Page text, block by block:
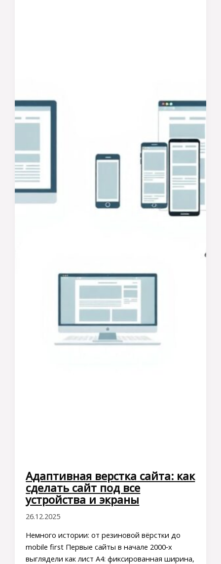
Адаптивная верстка сайта: как
сделать сайт под все
устройства и экраны
26.12.2025
Немного истории: от резиновой вёрстки до
mobile first Первые сайты в начале 2000‑х
выглядели как лист А4: фиксированная ширина,